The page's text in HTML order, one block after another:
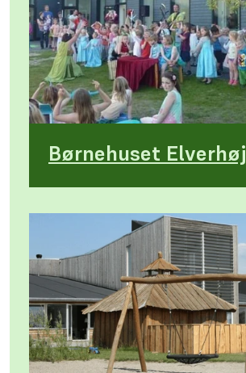
Børnehuset Elverhøj